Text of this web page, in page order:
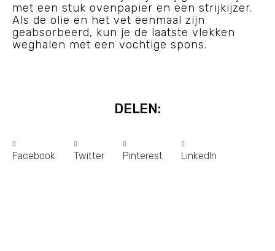
met een stuk ovenpapier en een strijkijzer.
Als de olie en het vet eenmaal zijn
geabsorbeerd, kun je de laatste vlekken
weghalen met een vochtige spons.
DELEN:
Facebook Twitter Pinterest LinkedIn